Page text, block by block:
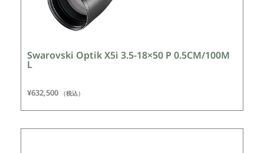
Swarovski Optik X5i 3.5-18×50 P 0.5CM/100M
L
¥632,500 （税込）